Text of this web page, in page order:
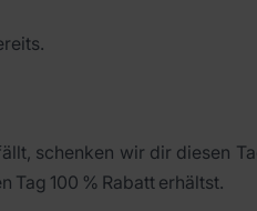
schenken wir dir diesen
Tag 100 % Rabatt erhältst.